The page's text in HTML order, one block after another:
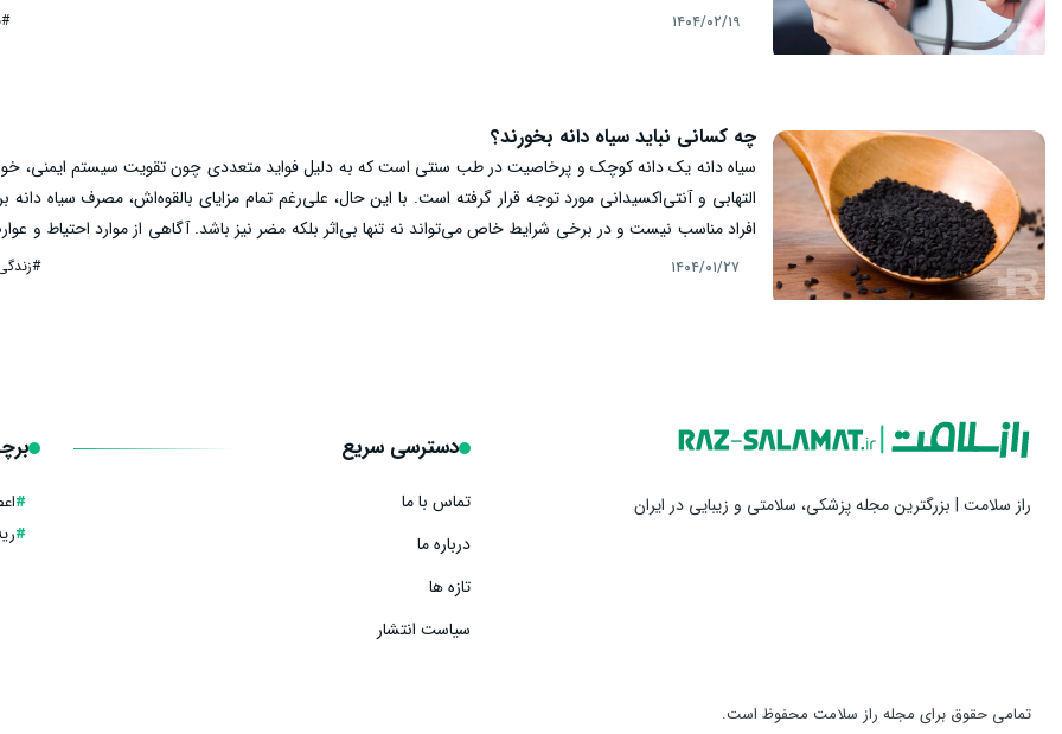
تخصصی، راهکارهای مختلفی برای کنترل فشار خون وجود دارد. در ادامه به بررسی روش پایین آوردن فشار خون
۱۴۰۴/۰۲/۱۹
چه کسانی نباید سیاه دانه بخورند؟
سیاه دانه یک دانه کوچک و پرخاصیت در طب سنتی است که به دلیل فواید متعددی چون تقویت سیستم ایمنی،
التهابی و آنتی‌اکسیدانی مورد توجه قرار گرفته است. با این حال، علی‌رغم تمام مزایای بالقوه‌اش، مصرف سیاه دانه
افراد مناسب نیست و در برخی شرایط خاص می‌تواند نه تنها بی‌اثر بلکه مضر نیز باشد. آگاهی از موارد احتیاط و
دانه برای افراد مختلف، یکی از اصول مصرف آن است. در ادامه به بررسی عوارض سیاه دانه برای بیماران مختلف و
۱۴۰۴/۰۱/۲۷
راز سلامت | بزرگترین مجله پزشکی، سلامتی و زیبایی در ایران
دسترسی سریع
تماس با ما
درباره ما
تازه ها
سیاست انتشار
#
#
تمامی حقوق برای مجله راز سلامت محفوظ است.